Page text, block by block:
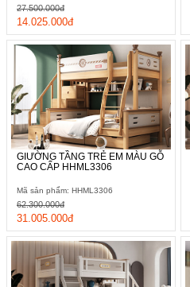
14.025.000đ
27.500.000đ
GIƯỜNG TẦNG TRẺ EM MÀU GỖ
CAO CẤP HHML3306
Mã sản phẩm: HHML3306
31.005.000đ
62.300.000đ